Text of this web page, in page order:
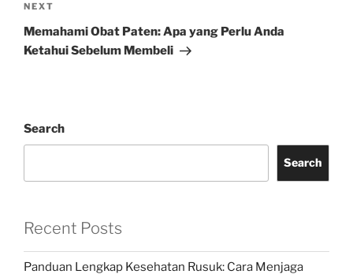
Next
Post
NEXT
Memahami Obat Paten: Apa yang Perlu Anda
Ketahui Sebelum Membeli
Search
Search
Recent Posts
Panduan Lengkap Kesehatan Rusuk: Cara Menjaga